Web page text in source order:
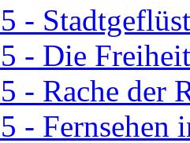
-
- Die
- Rache der
- Fernsehen